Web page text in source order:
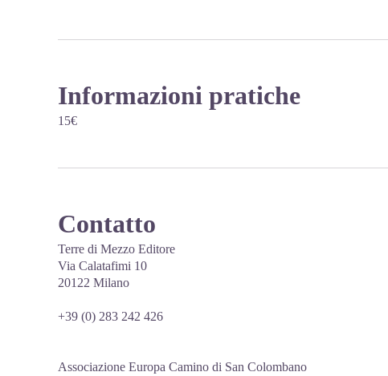
Informazioni pratiche
15€
Contatto
Terre di Mezzo Editore
Via Calatafimi 10
20122 Milano
+39 (0) 283 242 426
Associazione Europa Camino di San Colombano